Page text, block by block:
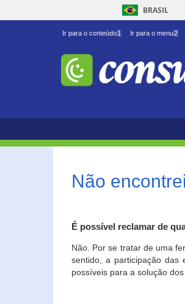
BRASIL
Ir para o conteúdo1 Ir para o menu2
Não
É possível reclamar de
Não. Por se tratar de uma
sentido, a participação das
possíveis para a solução